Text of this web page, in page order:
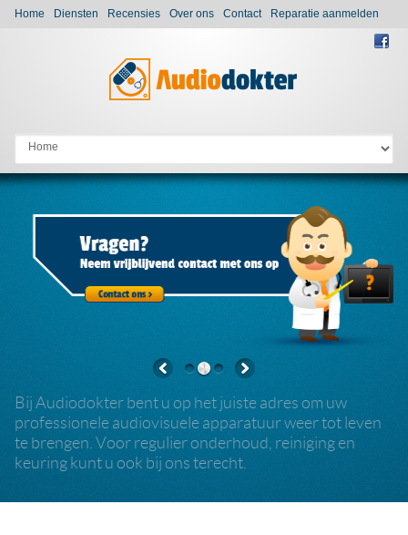
Go to:
Home Diensten Recensies Over ons Contact Reparatie aanmelden
Bij Audiodokter bent u op het juiste adres om uw
professionele audiovisuele apparatuur weer tot leven
te brengen. Voor regulier onderhoud, reiniging en
keuring kunt u ook bij ons terecht.